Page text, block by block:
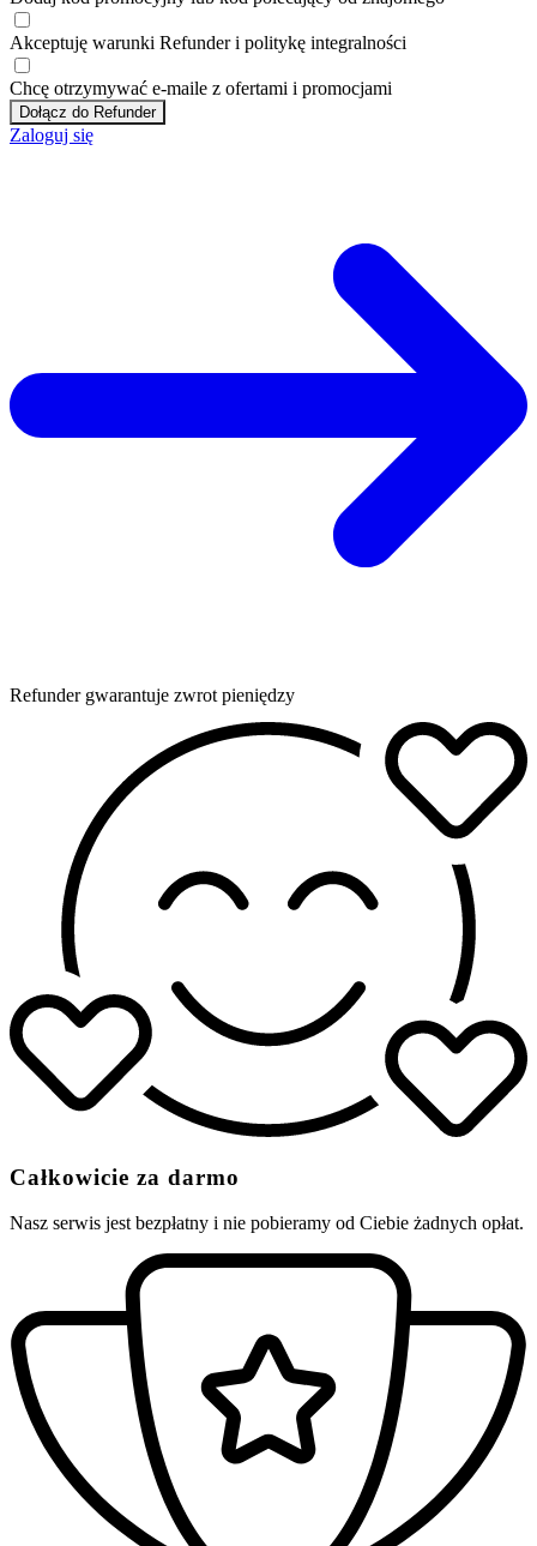
Akceptuję warunki Refunder i politykę integralności
Chcę otrzymywać e-maile z ofertami i promocjami
Dołącz do Refunder
Zaloguj się
Refunder gwarantuje zwrot pieniędzy
Całkowicie za darmo
Nasz serwis jest bezpłatny i nie pobieramy od Ciebie żadnych opłat.